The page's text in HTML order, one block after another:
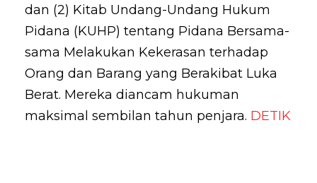
dan (2) Kitab Undang-Undang Hukum
Pidana (KUHP) tentang Pidana Bersama-
sama Melakukan Kekerasan terhadap
Orang dan Barang yang Berakibat Luka
Berat. Mereka diancam hukuman
maksimal sembilan tahun penjara. DETIK